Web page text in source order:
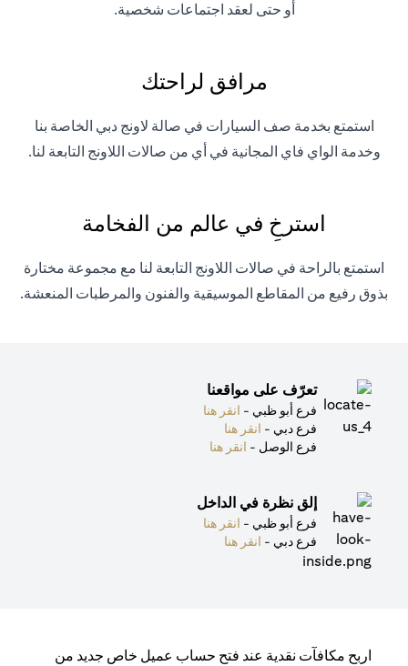
أو حتى لعقد اجتماعات شخصية.
مرافق لراحتك
استمتع بخدمة صف السيارات في صالة لاونج دبي الخاصة بنا
وخدمة الواي فاي المجانية في أي من صالات اللاونج التابعة لنا.
استرخِ في عالم من الفخامة
استمتع بالراحة في صالات اللاونج التابعة لنا مع مجموعة مختارة
بذوق رفيع من المقاطع الموسيقية والفنون والمرطبات المنعشة.
تعرّف على مواقعنا
فرع أبو ظبي - انقر هنا
فرع دبي - انقر هنا
فرع الوصل - انقر هنا
إلق نظرة في الداخل
فرع أبو ظبي - انقر هنا
فرع دبي - انقر هنا
اربح مكافآت نقدية عند فتح حساب عميل خاص جديد من